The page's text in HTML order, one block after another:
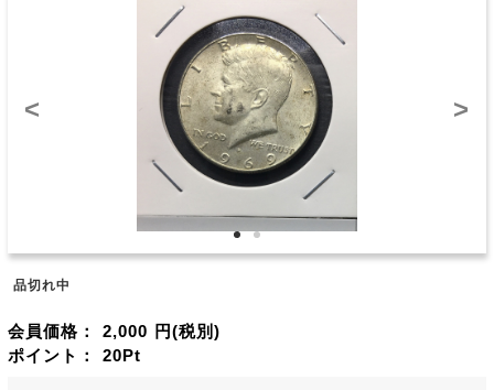
< >
品切れ中
会員価格： 2,000 円(税別)
ポイント： 20Pt